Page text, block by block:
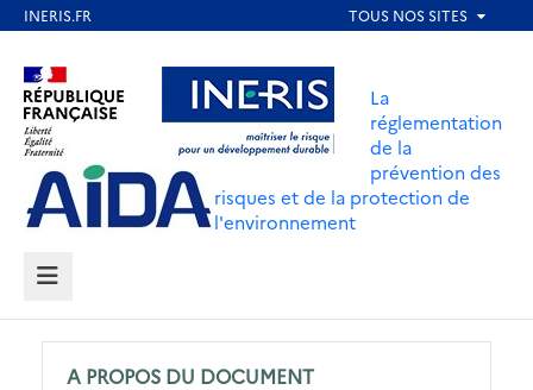
contenu
principal
Aller au contenu Aller au menu
Aller au pied de page
La
réglementation
de la
prévention des
risques et de la protection de
l'environnement
MENU
A PROPOS DU DOCUMENT